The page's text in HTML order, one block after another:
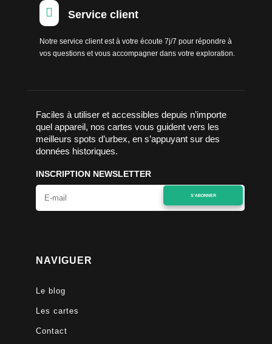
 Service client
Notre service client est à votre écoute 7j/7 pour répondre à
vos questions et vous accompagner dans votre exploration.
Faciles à utiliser et accessibles depuis n’importe
quel appareil, nos cartes vous guident vers les
meilleurs spots d’urbex, en s’appuyant sur des
données historiques.
INSCRIPTION NEWSLETTER
S'ABONNER
NAVIGUER
Le blog
Les cartes
Contact